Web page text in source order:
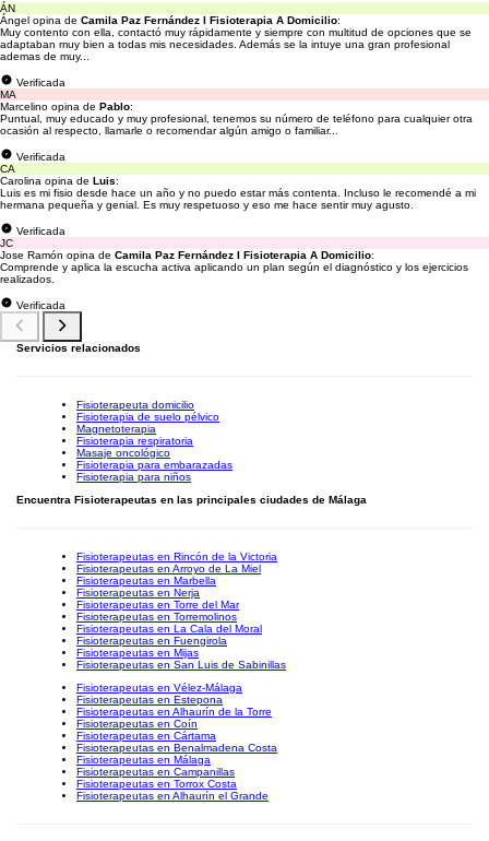
ÁN
Ángel opina de Camila Paz Fernández I Fisioterapia A Domicilio:
Muy contento con ella, contactó muy rápidamente y siempre con multitud de opciones que se
adaptaban muy bien a todas mis necesidades. Además se la intuye una gran profesional
ademas de muy...
Verificada
MA
Marcelino opina de Pablo:
Puntual, muy educado y muy profesional, tenemos su número de teléfono para cualquier otra
ocasión al respecto, llamarle o recomendar algún amigo o familiar...
Verificada
CA
Carolina opina de Luis:
Luis es mi fisio desde hace un año y no puedo estar más contenta. Incluso le recomendé a mi
hermana pequeña y genial. Es muy respetuoso y eso me hace sentir muy agusto.
Verificada
JC
Jose Ramón opina de Camila Paz Fernández I Fisioterapia A Domicilio:
Comprende y aplica la escucha activa aplicando un plan según el diagnóstico y los ejercicios
realizados.
Verificada
Servicios relacionados
Fisioterapeuta domicilio
Fisioterapia de suelo pélvico
Magnetoterapia
Fisioterapia respiratoria
Masaje oncológico
Fisioterapia para embarazadas
Fisioterapia para niños
Encuentra Fisioterapeutas en las principales ciudades de Málaga
Fisioterapeutas en Rincón de la Victoria
Fisioterapeutas en Arroyo de La Miel
Fisioterapeutas en Marbella
Fisioterapeutas en Nerja
Fisioterapeutas en Torre del Mar
Fisioterapeutas en Torremolinos
Fisioterapeutas en La Cala del Moral
Fisioterapeutas en Fuengirola
Fisioterapeutas en Mijas
Fisioterapeutas en San Luis de Sabinillas
Fisioterapeutas en Vélez-Málaga
Fisioterapeutas en Estepona
Fisioterapeutas en Alhaurín de la Torre
Fisioterapeutas en Coín
Fisioterapeutas en Cártama
Fisioterapeutas en Benalmadena Costa
Fisioterapeutas en Málaga
Fisioterapeutas en Campanillas
Fisioterapeutas en Torrox Costa
Fisioterapeutas en Alhaurín el Grande